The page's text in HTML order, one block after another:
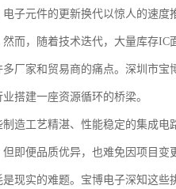
子元件的更新换代以惊人的速
而，随着技术迭代，大量库存
厂家和贸易商的痛点。深圳市
搭建一座资源循环的桥梁。
造工艺精湛、性能稳定的集成
即便品质优异，也难免因项目
现实的难题。宝博电子深知这